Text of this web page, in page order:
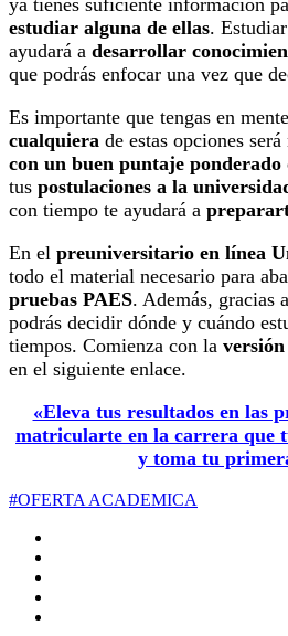
ya tienes suficiente información
estudiar alguna de ellas.
ayudará a desarrollar
que podrás enfocar una vez que
Es importante que tengas en
cualquiera de estas opciones
con un buen puntaje ponderado
tus postulaciones a la
con tiempo te ayudará a
En el preuniversitario en línea
todo el material necesario para
pruebas PAES. Además, gracias
podrás decidir dónde y cuándo
tiempos. Comienza con la
en el siguiente enlace.
«Eleva tus resultados en las
matricularte en la carrera que
y toma tu
#OFERTA ACADEMICA